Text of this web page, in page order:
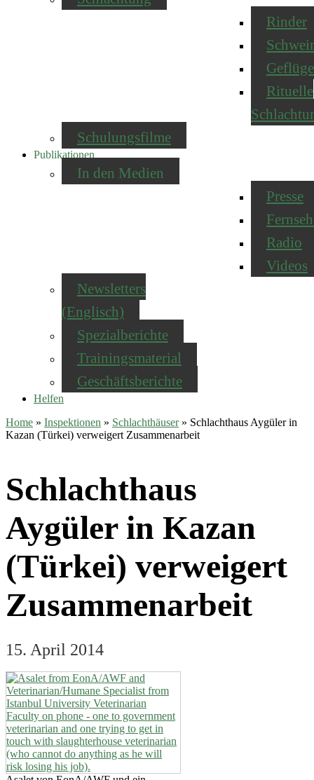
Rinder
Rituelle
Schulungsfilme
Publikationen
In den Medien
Presse
Radio
Videos
Newsletters
(Englisch)
Spezialberichte
Trainingsmaterial
Geschäftsberichte
Helfen
Home » Inspektionen » Schlachthäuser» Schlachthaus Aygüler in
Kazan (Türkei) verweigert Zusammenarbeit
Schlachthaus
Aygüler in Kazan
(Türkei) verweigert
Zusammenarbeit
15. April 2014